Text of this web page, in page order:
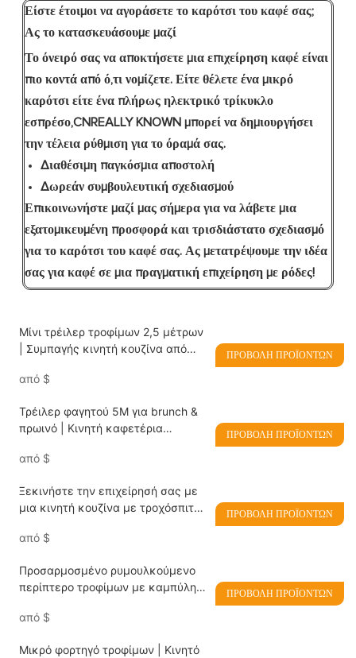
Είστε έτοιμοι να αγοράσετε το καρότσι του καφέ σας;
Ας το κατασκευάσουμε μαζί
Το όνειρό σας να αποκτήσετε μια επιχείρηση καφέ είναι
πιο κοντά από ό,τι νομίζετε. Είτε θέλετε ένα μικρό
καρότσι είτε ένα πλήρως ηλεκτρικό τρίκυκλο
εσπρέσο,CNREALLY KNOWN μπορεί να δημιουργήσει
την τέλεια ρύθμιση για το όραμά σας.
Διαθέσιμη παγκόσμια αποστολή
Δωρεάν συμβουλευτική σχεδιασμού
Επικοινωνήστε μαζί μας σήμερα για να λάβετε μια
εξατομικευμένη προσφορά και τρισδιάστατο σχεδιασμό
για το καρότσι του καφέ σας. Ας μετατρέψουμε την ιδέα
σας για καφέ σε μια πραγματική επιχείρηση με ρόδες!
Μίνι τρέιλερ τροφίμων 2,5 μέτρων
| Συμπαγής κινητή κουζίνα από
από $
ΠΡΟΒΟΛΉ ΠΡΟΪΌΝΤΩΝ
Τρέιλερ φαγητού 5M για brunch &
πρωινό | Κινητή καφετέρια
Ηνωμένου Βασιλείου
από $
ΠΡΟΒΟΛΉ ΠΡΟΪΌΝΤΩΝ
Ξεκινήστε την επιχείρησή σας με
μια κινητή κουζίνα με τροχόσπιτο
από $
ΠΡΟΒΟΛΉ ΠΡΟΪΌΝΤΩΝ
Προσαρμοσμένο ρυμουλκούμενο
περίπτερο τροφίμων με καμπύλη
προς πώληση
από $
ΠΡΟΒΟΛΉ ΠΡΟΪΌΝΤΩΝ
Μικρό φορτηγό τροφίμων | Κινητό